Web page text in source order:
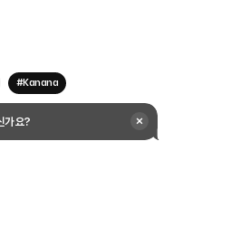
#Kanana